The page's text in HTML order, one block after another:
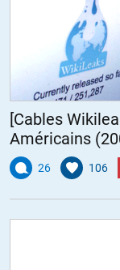
[Cables
Américains
26 106